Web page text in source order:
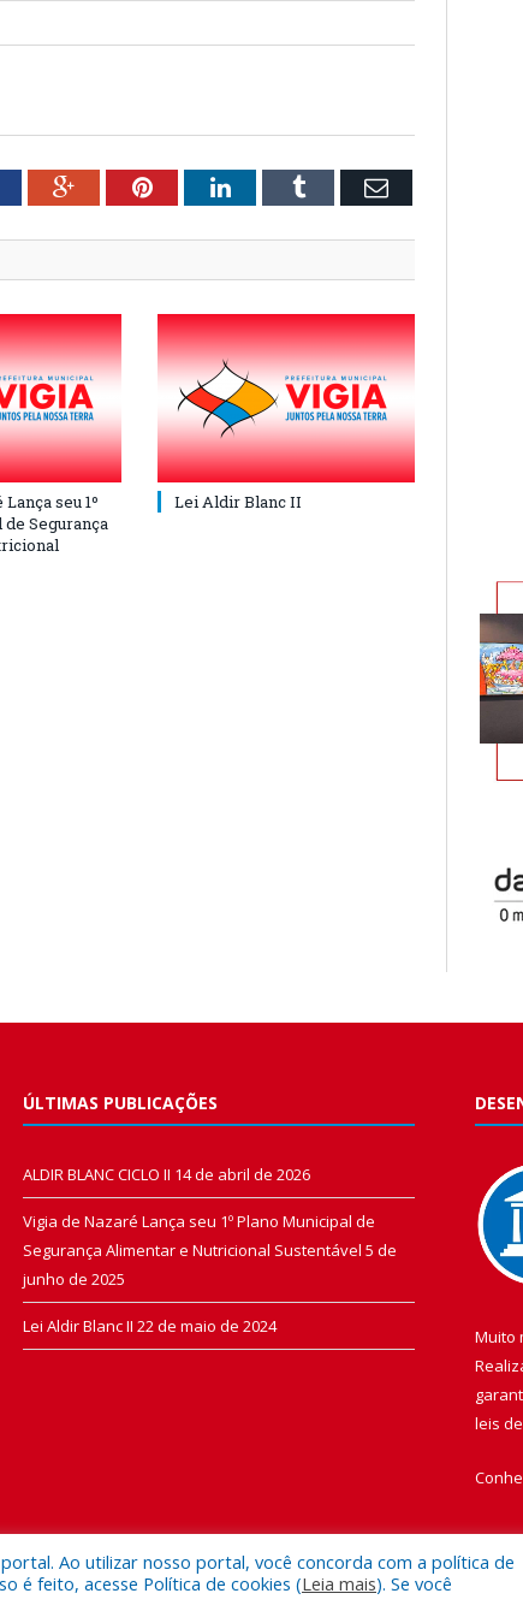
Google+PinterestLinkedInTumblr Email
seu 1º
Segurança
Lei Aldir Blanc II
ÚLTIMAS PUBLICAÇÕES
ALDIR BLANC CICLO II 14 de abril de 2026
Vigia de Nazaré Lança seu 1º Plano Municipal de
Segurança Alimentar e Nutricional Sustentável 5 de
junho de 2025
Lei Aldir Blanc II 22 de maio de 2024 Muito
leis
de Nazaré.
Ao utilizar nosso portal, você concorda com a política de
é feito, acesse Política de cookies (Leia mais). Se você